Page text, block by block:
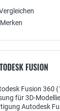
Merken
FUSION
Fusion 360
für 3D-
Autodesk